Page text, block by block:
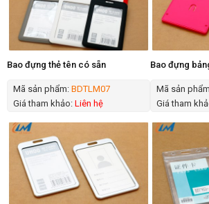
Bao đựng thẻ tên có sẵn
Mã sản phẩm: BDTLM07
Giá tham khảo: Liên hệ
Bao đựng
Mã sản
Giá tham